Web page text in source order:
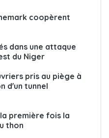
coopèrent
dans une attaque
du Niger
pris au piège à
d'un tunnel
première fois la
thon